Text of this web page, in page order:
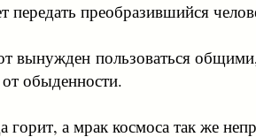
передать преобразившийся
вынужден пользоваться
обыденности.
горит, а мрак космоса так же